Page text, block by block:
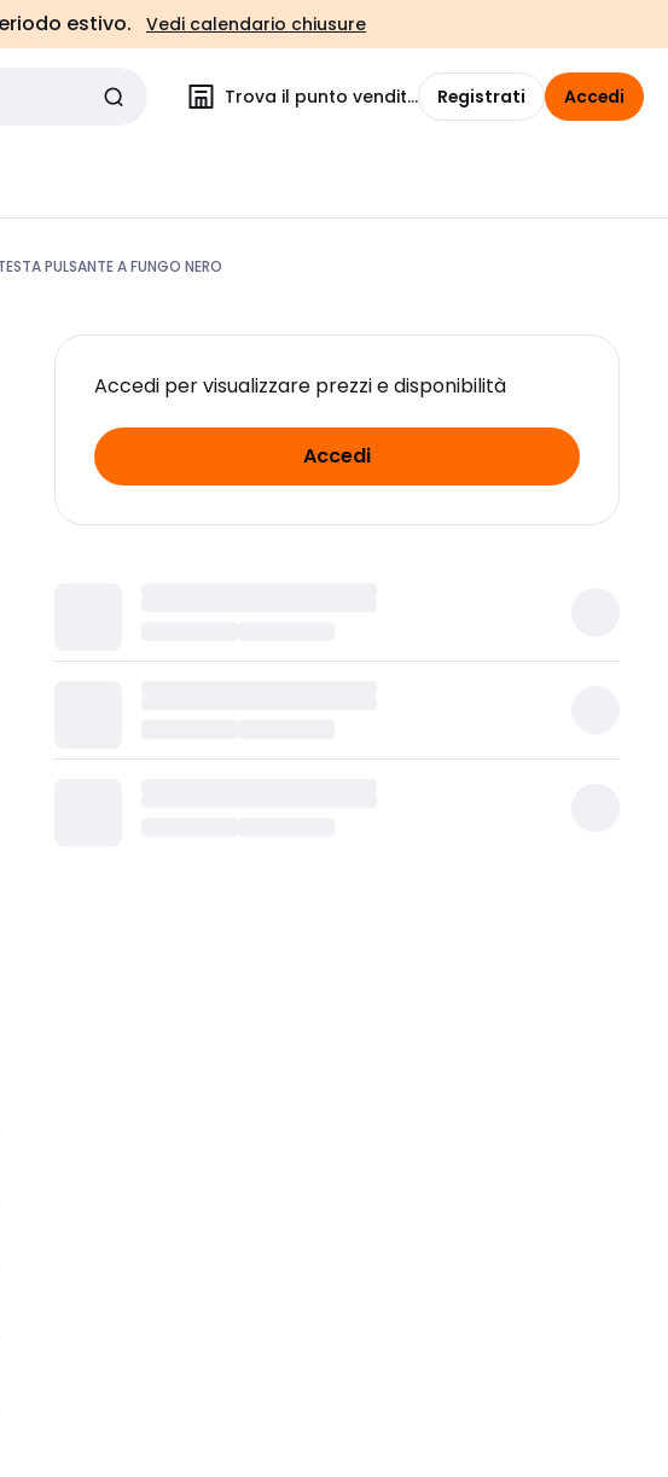
estivo. Vedi calendario chiusure
Trova il punto vendita Registrati Accedi
PULSANTE A FUNGO NERO
Accedi per visualizzare prezzi e disponibilità
Accedi